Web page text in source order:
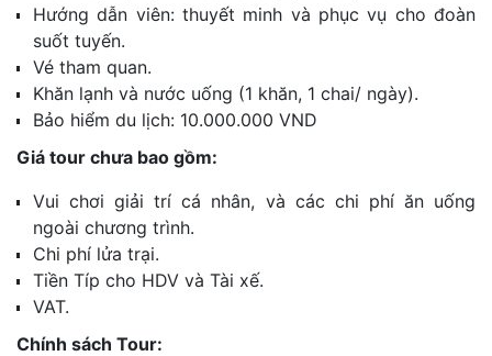
Hướng dẫn viên: thuyết minh và phục vụ cho đoàn
suốt tuyến.
Vé tham quan.
Khăn lạnh và nước uống (1 khăn, 1 chai/ ngày).
Bảo hiểm du lịch: 10.000.000 VND
Giá tour chưa bao gồm:
Vui chơi giải trí cá nhân, và các chi phí ăn uống
ngoài chương trình.
Chi phí lửa trại.
Tiền Típ cho HDV và Tài xế.
VAT.
Chính sách Tour: